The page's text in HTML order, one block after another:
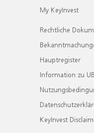
My KeyInvest
Rechtliche
Hauptregister
Information zu
KeyInvest